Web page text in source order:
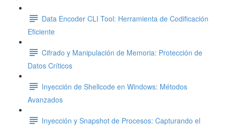
Data Encoder CLI Tool: Herramienta de Codificación
Eficiente
Cifrado y Manipulación de Memoria: Protección de
Datos Críticos
Inyección de Shellcode en Windows: Métodos
Avanzados
Inyección y Snapshot de Procesos: Capturando el